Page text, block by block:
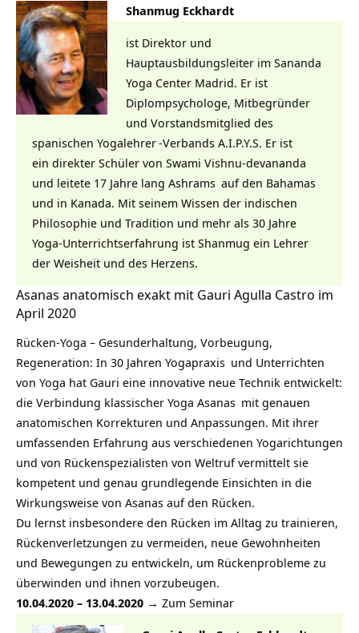
Shanmug Eckhardt
ist Direktor und
Hauptausbildungsleiter im Sananda
Yoga Center Madrid. Er ist
Diplompsychologe, Mitbegründer
und Vorstandsmitglied des
spanischen Yogalehrer-Verbands A.I.P.Y.S. Er ist
ein direkter Schüler von Swami Vishnu-devananda
und leitete 17 Jahre lang Ashrams auf den Bahamas
und in Kanada. Mit seinem Wissen der indischen
Philosophie und Tradition und mehr als 30 Jahre
Yoga-Unterrichtserfahrung ist Shanmug ein Lehrer
der Weisheit und des Herzens.
Asanas anatomisch exakt mit Gauri Agulla Castro im
April 2020
Rücken-Yoga – Gesunderhaltung, Vorbeugung,
Regeneration: In 30 Jahren Yogapraxis und Unterrichten
von Yoga hat Gauri eine innovative neue Technik entwickelt:
die Verbindung klassischer Yoga Asanas mit genauen
anatomischen Korrekturen und Anpassungen. Mit ihrer
umfassenden Erfahrung aus verschiedenen Yogarichtungen
und von Rückenspezialisten von Weltruf vermittelt sie
kompetent und genau grundlegende Einsichten in die
Wirkungsweise von Asanas auf den Rücken.
Du lernst insbesondere den Rücken im Alltag zu trainieren,
Rückenverletzungen zu vermeiden, neue Gewohnheiten
und Bewegungen zu entwickeln, um Rückenprobleme zu
überwinden und ihnen vorzubeugen.
10.04.2020 – 13.04.2020 → Zum Seminar